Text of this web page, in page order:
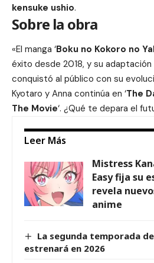
kensuke ushio.
Sobre la obra
«El manga ‘Boku no Kokoro no
éxito desde 2018, y su adaptación
conquistó al público con su
Kyotaro y Anna continúa en ‘The
The Movie‘. ¿Qué te depara el
Leer Más
Mistress
Easy fija su
revela
anime
La segunda temporada
estrenará en 2026